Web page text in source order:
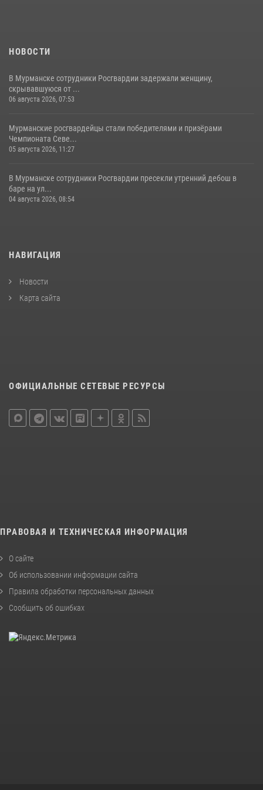
НОВОСТИ
В Мурманске сотрудники Росгвардии задержали женщину,
скрывавшуюся от ...
06 августа 2026, 07:53
Мурманские росгвардейцы стали победителями и призёрами
Чемпионата Севе...
05 августа 2026, 11:27
В Мурманске сотрудники Росгвардии пресекли утренний дебош в
баре на ул...
04 августа 2026, 08:54
НАВИГАЦИЯ
Новости
Карта сайта
ОФИЦИАЛЬНЫЕ СЕТЕВЫЕ РЕСУРСЫ
ПРАВОВАЯ И ТЕХНИЧЕСКАЯ ИНФОРМАЦИЯ
О сайте
Об использовании информации сайта
Правила обработки персональных данных
Сообщить об ошибках